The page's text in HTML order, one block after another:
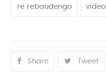
re rebaudengo video
Share Tweet